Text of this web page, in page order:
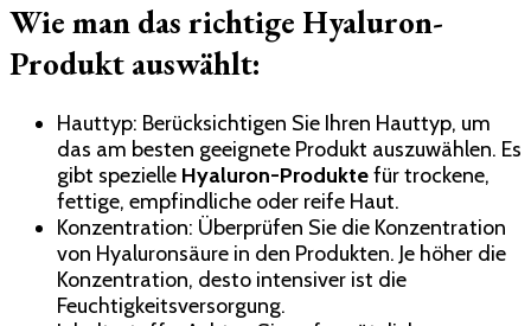
Wie man das richtige Hyaluron-
Produkt auswählt:
Hauttyp: Berücksichtigen Sie Ihren Hauttyp, um
das am besten geeignete Produkt auszuwählen. Es
gibt spezielle Hyaluron-Produktefür trockene,
fettige, empfindliche oder reife Haut.
Konzentration: Überprüfen Sie die Konzentration
von Hyaluronsäure in den Produkten. Je höher die
Konzentration, desto intensiver ist die
Feuchtigkeitsversorgung.